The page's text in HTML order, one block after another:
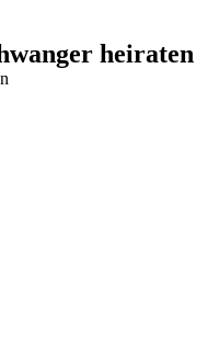
heiraten